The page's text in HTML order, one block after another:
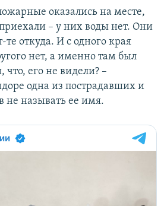
оказались на месте,
– у них воды нет. Они
откуда. И с одного края
нет, а именно там был
его не видели? –
одна из пострадавших и
не называть ее имя.